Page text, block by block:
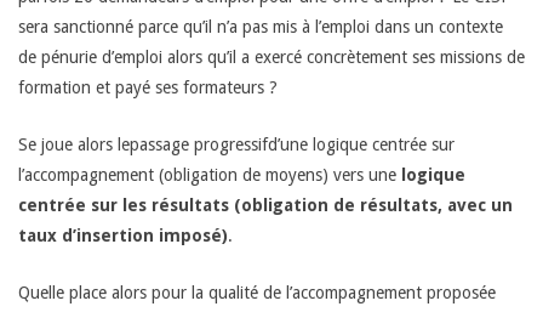
sera sanctionné parce qu’il n’a pas mis à l’emploi dans un contexte
de pénurie d’emploi alors qu’il a exercé concrètement ses missions de
formation et payé ses formateurs ?
Se joue alors lepassage progressifd’une logique centrée sur
l’accompagnement (obligation de moyens) vers une logique
centrée sur les résultats (obligation de résultats, avec un
taux d’insertion imposé).
Quelle place alors pour la qualité de l’accompagnement proposée